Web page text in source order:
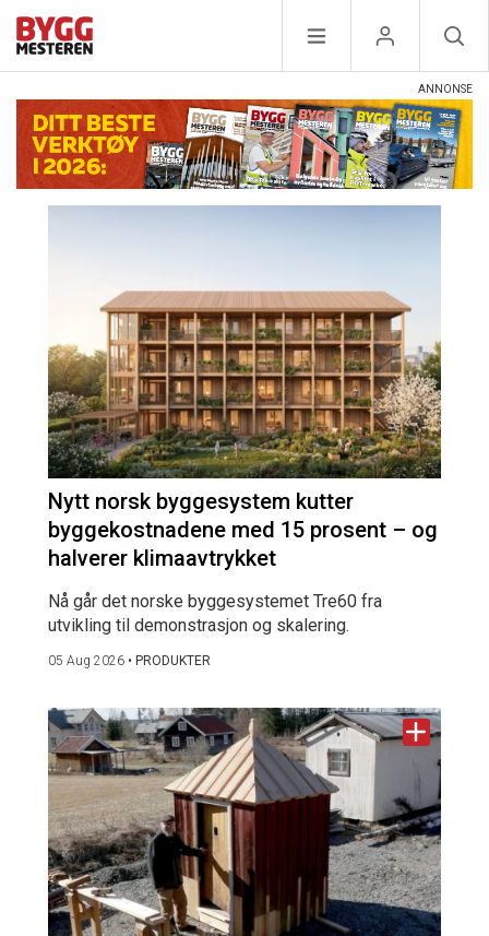
Nytt norsk byggesystem kutter
byggekostnadene med 15 prosent – og
halverer klimaavtrykket
Nå går det norske byggesystemet Tre60 fra
utvikling til demonstrasjon og skalering.
05 Aug 2026 • PRODUKTER